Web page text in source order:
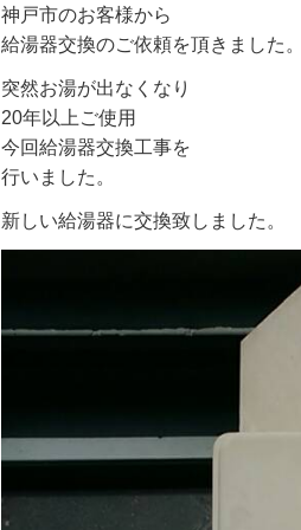
神戸市のお客様から
給湯器交換のご依頼を頂きました
突然お湯が出なくなり
20年以上ご使用
今回給湯器交換工事を
行いました。
新しい給湯器に交換致しました。